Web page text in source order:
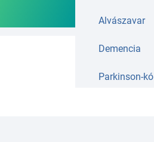
Alvászavar
Demencia
Parkinson-